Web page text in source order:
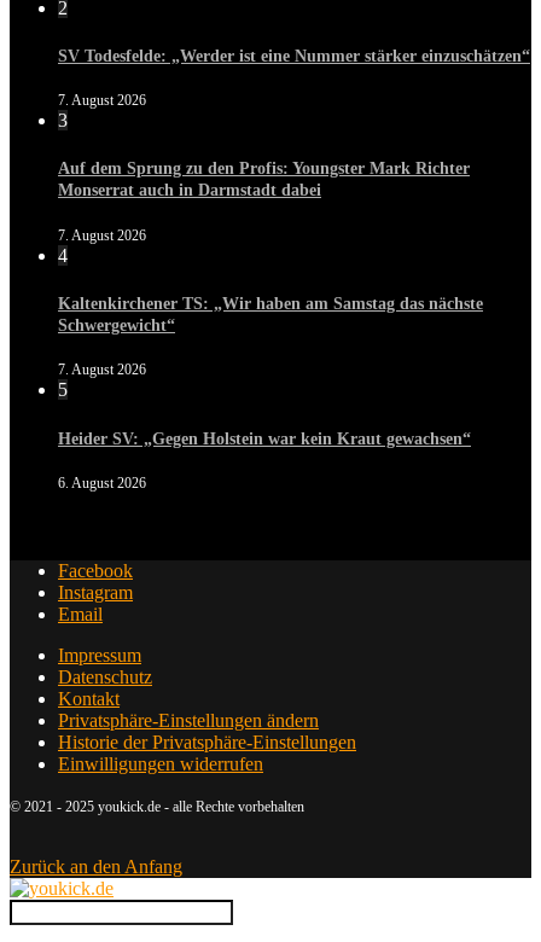
2
SV Todesfelde: „Werder ist eine Nummer stärker einzuschätzen“
7. August 2026
3
Auf dem Sprung zu den Profis: Youngster Mark Richter
Monserrat auch in Darmstadt dabei
7. August 2026
4
Kaltenkirchener TS: „Wir haben am Samstag das nächste
Schwergewicht“
7. August 2026
5
Heider SV: „Gegen Holstein war kein Kraut gewachsen“
6. August 2026
Facebook
Instagram
Email
Impressum
Datenschutz
Kontakt
Privatsphäre-Einstellungen ändern
Historie der Privatsphäre-Einstellungen
Einwilligungen widerrufen
© 2021 - 2025 youkick.de - alle Rechte vorbehalten
Zurück an den Anfang